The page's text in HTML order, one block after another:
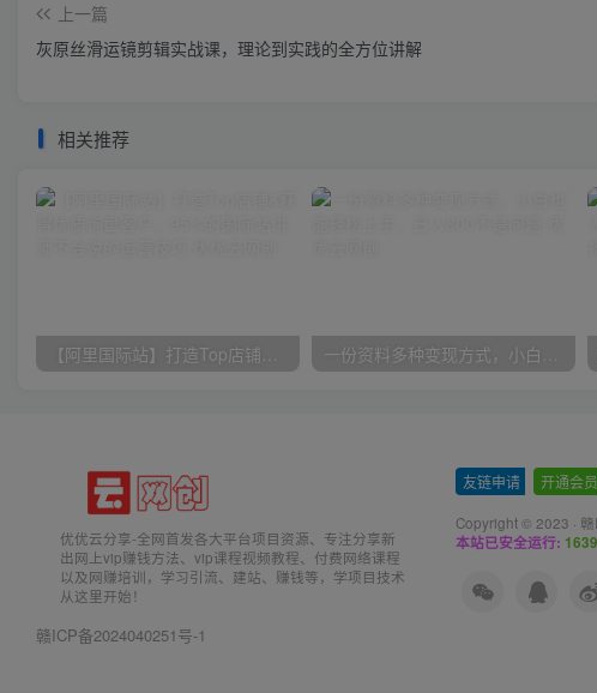
上一篇
灰原丝滑运镜剪辑实战课，理论到实践的全方位讲解
相关推荐
【阿里国际站】打造Top店铺&获得优质询盘客户，​95%的国际站讲师不会说的运营技巧 一份资料多种变现方式，小白也能轻松上手，日入800不是问题
优优云分享-全网首发各大平台项目资源、专注分享新
出网上vip赚钱方法、vip课程视频教程、付费网络课程
以及网赚培训，学习引流、建站、赚钱等，学项目技术
从这里开始！
友链申请 开通会员
Copyright © 2023 ·
本站已安全运行:
赣ICP备2024040251号-1